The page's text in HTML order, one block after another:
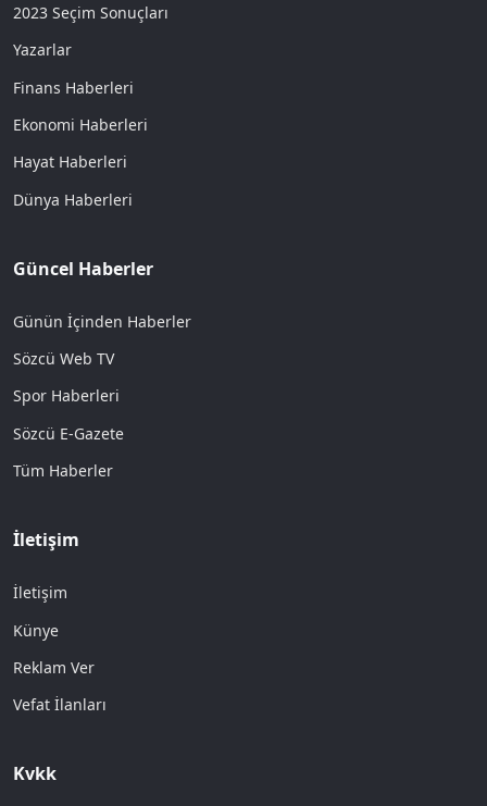
2023 Seçim Sonuçları
Yazarlar
Finans Haberleri
Ekonomi Haberleri
Hayat Haberleri
Dünya Haberleri
Güncel Haberler
Günün İçinden Haberler
Sözcü Web TV
Spor Haberleri
Sözcü E-Gazete
Tüm Haberler
İletişim
İletişim
Künye
Reklam Ver
Vefat İlanları
Kvkk